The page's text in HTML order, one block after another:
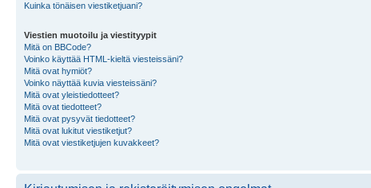
Kuinka tönäisen viestiketjuani?
Viestien muotoilu ja viestityypit
Mitä on BBCode?
Voinko käyttää HTML-kieltä viesteissäni?
Mitä ovat hymiöt?
Voinko näyttää kuvia viesteissäni?
Mitä ovat yleistiedotteet?
Mitä ovat tiedotteet?
Mitä ovat pysyvät tiedotteet?
Mitä ovat lukitut viestiketjut?
Mitä ovat viestiketjujen kuvakkeet?